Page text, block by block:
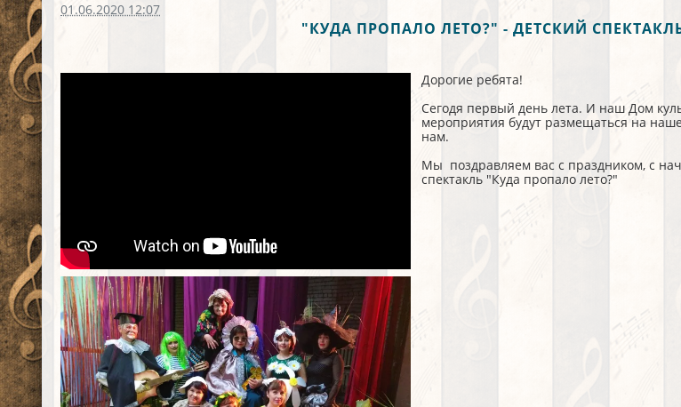
01.06.2020 12:07
"КУДА ПРОПАЛО ЛЕТО?" - ДЕТСКИЙ
Дорогие ребята!
Сегодя первый день лета. И наш Дом
мероприятия будут размещаться на
нам.
Мы поздравляем вас с праздником, с
спектакль "Куда пропало лето?"